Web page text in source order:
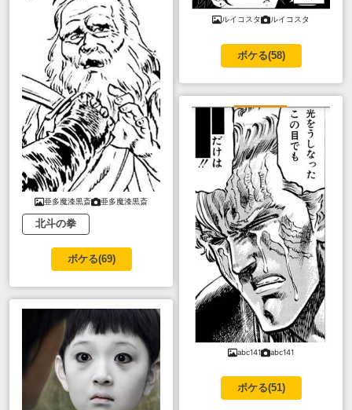
亜多魔漆黒斎 亜多魔漆黒斎
北斗の拳
ボケる(69)
ルイコスタ ルイコスタ
ボケる(58)
abc141 abc141
ボケる(51)